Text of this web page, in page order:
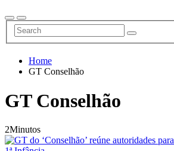
Home
GT Conselhão
GT Conselhão
2Minutos